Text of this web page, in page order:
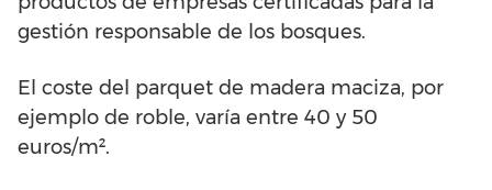
gestión responsable de los bosques.
El coste del parquet de madera maciza, por
ejemplo de roble, varía entre 40 y 50
euros/m².